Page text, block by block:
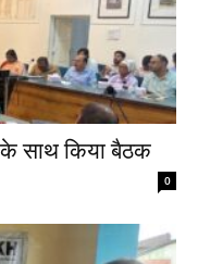
साथ किया बैठक
0